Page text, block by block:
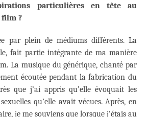
particulières en tête au
film ?
par plein de médiums différents. La
fait partie intégrante de ma manière
La musique du générique, chanté par
écoutée pendant la fabrication du
que j’ai appris qu’elle évoquait les
qu’elle avait vécues. Après, en
je me souviens que lorsque j’étais au